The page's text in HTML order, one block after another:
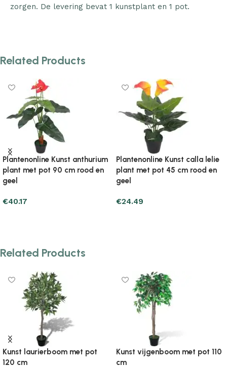
zorgen. De levering bevat 1 kunstplant en 1 pot.
Related Products
Plantenonline Kunst calla lelie
plant met pot 45 cm wit
Add to cart
Plantenonline Kunst hortensia
plant met pot 60 cm rood
Add to cart
Kunst laurierboom met pot
120 cm
Kunst vijgenboom met pot 110
cm